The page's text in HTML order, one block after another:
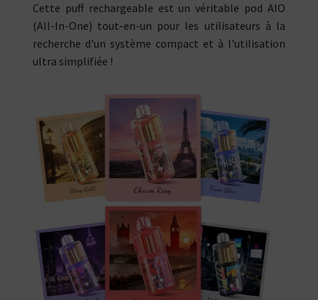
Cette puff rechargeable est un véritable pod AIO
(All-In-One) tout-en-un pour les utilisateurs à la
recherche d'un système compact et à l'utilisation
ultra simplifiée !